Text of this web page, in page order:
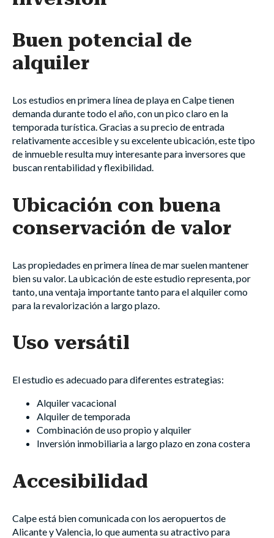
Buen potencial de
alquiler
Los estudios en primera línea de playa en Calpe tienen
demanda durante todo el año, con un pico claro en la
temporada turística. Gracias a su precio de entrada
relativamente accesible y su excelente ubicación, este tipo
de inmueble resulta muy interesante para inversores que
buscan rentabilidad y flexibilidad.
Ubicación con buena
conservación de valor
Las propiedades en primera línea de mar suelen mantener
bien su valor. La ubicación de este estudio representa, por
tanto, una ventaja importante tanto para el alquiler como
para la revalorización a largo plazo.
Uso versátil
El estudio es adecuado para diferentes estrategias:
Alquiler vacacional
Alquiler de temporada
Combinación de uso propio y alquiler
Inversión inmobiliaria a largo plazo en zona costera
Accesibilidad
Calpe está bien comunicada con los aeropuertos de
Alicante y Valencia, lo que aumenta su atractivo para